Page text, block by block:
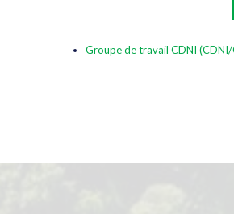
Groupe de travail CDNI (CDNI/